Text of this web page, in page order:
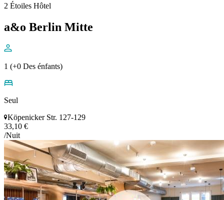
2 Étoiles Hôtel
a&o Berlin Mitte
1 (+0 Des énfants)
Seul
Köpenicker Str. 127-129
33,10 €
/Nuit